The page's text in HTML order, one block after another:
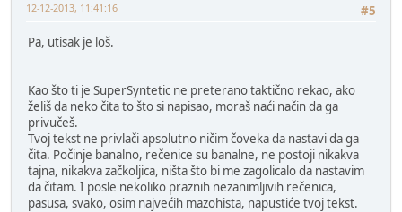
#5
12-12-2013, 11:41:16
Pa, utisak je loš.
Kao što ti je SuperSyntetic ne preterano taktično rekao, ako
želiš da neko čita to što si napisao, moraš naći način da ga
privučeš.
Tvoj tekst ne privlači apsolutno ničim čoveka da nastavi da ga
čita. Počinje banalno, rečenice su banalne, ne postoji nikakva
tajna, nikakva začkoljica, ništa što bi me zagolicalo da nastavim
da čitam. I posle nekoliko praznih nezanimljivih rečenica,
pasusa, svako, osim najvećih mazohista, napustiće tvoj tekst.